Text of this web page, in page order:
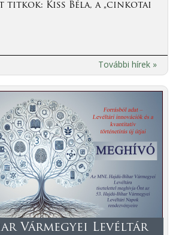
titkok: Kiss Béla, a „cinkotai
További hírek »
Vármegyei Levéltár